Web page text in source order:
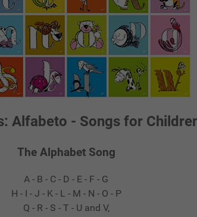
Alfabeto - Songs for
The Alphabet Song
A - B - C - D - E - F - G
H - I - J - K - L - M - N - O - P
Q - R - S - T - U and V,